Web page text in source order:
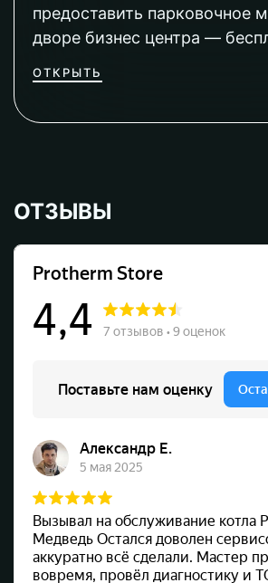
предоставить парковочное
дворе бизнес центра —
ОТКРЫТЬ
ОТЗЫВЫ